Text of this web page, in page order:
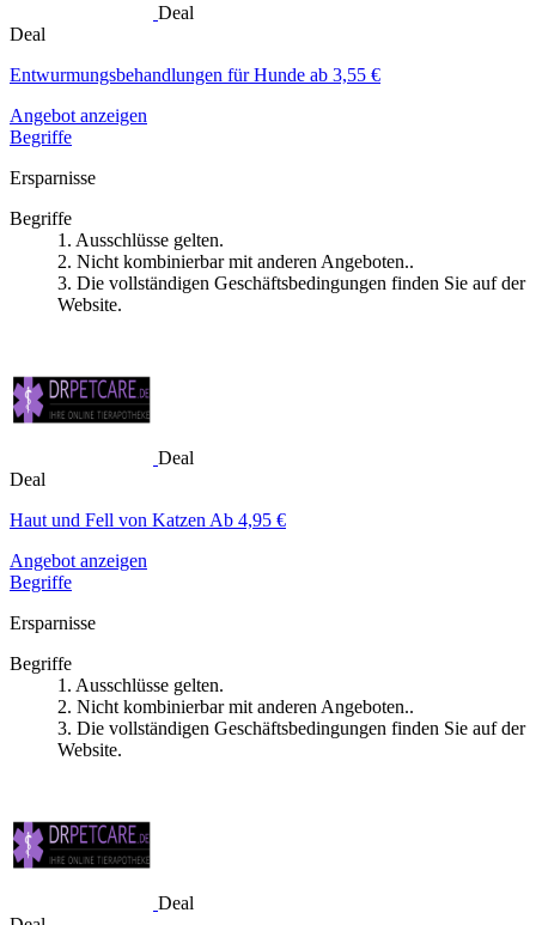
Deal
Deal
Entwurmungsbehandlungen für Hunde ab 3,55 €
Angebot anzeigen
Begriffe
Ersparnisse
Begriffe
1. Ausschlüsse gelten.
2. Nicht kombinierbar mit anderen Angeboten..
3. Die vollständigen Geschäftsbedingungen finden Sie auf der
Website.
Deal
Deal
Haut und Fell von Katzen Ab 4,95 €
Angebot anzeigen
Begriffe
Ersparnisse
Begriffe
1. Ausschlüsse gelten.
2. Nicht kombinierbar mit anderen Angeboten..
3. Die vollständigen Geschäftsbedingungen finden Sie auf der
Website.
Deal